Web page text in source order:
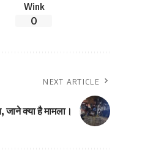
Wink
0
NEXT ARTICLE
जाने क्या है मामला।